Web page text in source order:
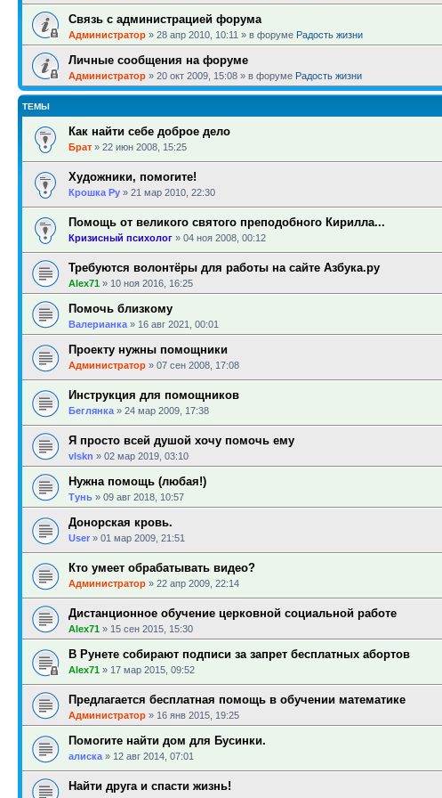
Связь с администрацией форума
Администратор » 28 апр 2010, 10:11 » в форуме Радость жизни
Личные сообщения на форуме
Администратор » 20 окт 2009, 15:08 » в форуме Радость жизни
ТЕМЫ
Как найти себе доброе дело
Брат » 22 июн 2008, 15:25
Художники, помогите!
Крошка Ру » 21 мар 2010, 22:30
Помощь от великого святого преподобного Кирилла...
Кризисный психолог » 04 ноя 2008, 00:12
Требуются волонтёры для работы на сайте Азбука.ру
Alex71 » 10 ноя 2016, 16:25
Помочь близкому
Валерианка » 16 авг 2021, 00:01
Проекту нужны помощники
Администратор » 07 сен 2008, 17:08
Инструкция для помощников
Беглянка » 24 мар 2009, 17:38
Я просто всей душой хочу помочь ему
vlskn » 02 мар 2019, 03:10
Нужна помощь (любая!)
Тунь » 09 авг 2018, 10:57
Донорская кровь.
User » 01 мар 2009, 21:51
Кто умеет обрабатывать видео?
Администратор » 22 апр 2009, 22:14
Дистанционное обучение церковной социальной работе
Alex71 » 15 сен 2015, 15:30
В Рунете собирают подписи за запрет бесплатных абортов
Alex71 » 17 мар 2015, 09:52
Предлагается бесплатная помощь в обучении математике
Администратор » 16 янв 2015, 19:25
Помогите найти дом для Бусинки.
алиска » 12 авг 2014, 07:01
Найти друга и спасти жизнь!